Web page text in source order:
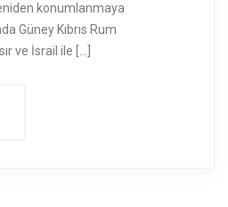
konumlanmaya
Güney Kıbrıs Rum
ve İsrail ile […]